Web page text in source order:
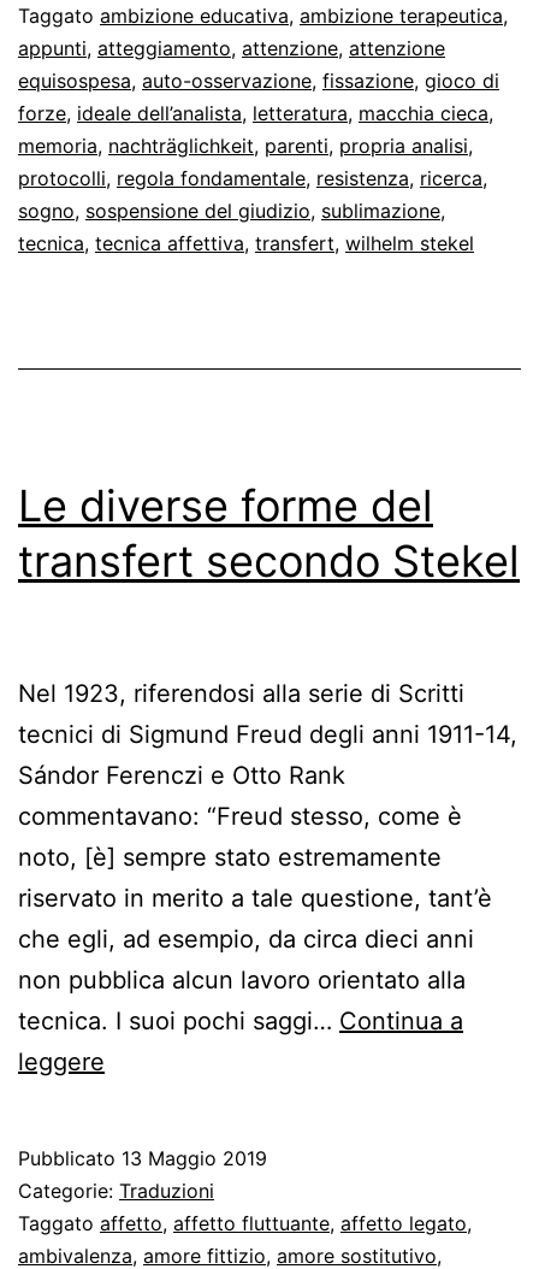
nel
Taggato ambizione educativa, ambizione terapeutica,
appunti, atteggiamento, attenzione, attenzione
equisospesa, auto-osservazione, fissazione, gioco di
forze, ideale dell’analista, letteratura, macchia cieca,
memoria, nachträglichkeit, parenti, propria analisi,
protocolli, regola fondamentale, resistenza, ricerca,
sogno, sospensione del giudizio, sublimazione,
tecnica, tecnica affettiva, transfert, wilhelm stekel
Le diverse forme del
transfert secondo Stekel
Nel 1923, riferendosi alla serie di Scritti
tecnici di Sigmund Freud degli anni 1911-14,
Sándor Ferenczi e Otto Rank
commentavano: “Freud stesso, come è
noto, [è] sempre stato estremamente
riservato in merito a tale questione, tant’è
che egli, ad esempio, da circa dieci anni
non pubblica alcun lavoro orientato alla
tecnica. I suoi pochi saggi… Continua a
leggere
del
transfert
Pubblicato 13 Maggio 2019
Categorie: Traduzioni
Taggato affetto, affetto fluttuante, affetto legato,
ambivalenza, amore fittizio, amore sostitutivo,